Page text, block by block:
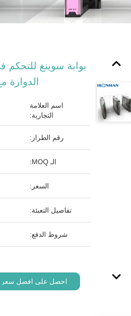
بوابة سوينغ للتحكم
الدوارة
اسم العلامة
التجارية:
رقم الطراز:
الـ MOQ:
السعر:
تفاصيل التعبئة:
شروط الدفع:
احصل على افضل سعر